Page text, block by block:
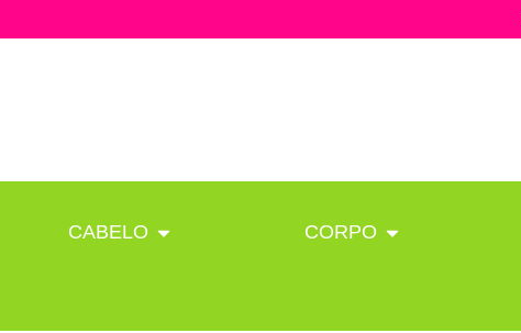
CABELO CORPO